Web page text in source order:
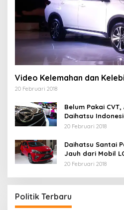
Video Kelemahan dan
20 Februari 2018
Belum Pakai
Daihatsu
20 Februari 2018
Daihatsu Santai
Jauh dari Mobil
20 Februari 2018
Politik Terbaru